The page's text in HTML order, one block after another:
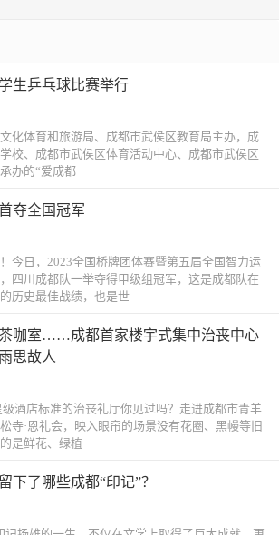
生乒乓球比赛举行
化体育和旅游局、成都市武侯区教育局主办，成
校、成都市武侯区体育活动中心、成都市武侯区
办的“爱成都
夺全国冠军
今日，2023全国桥牌团体赛暨第五届全国智力运
四川成都队一举夺得甲级组冠军，这是成都队在
历史最佳战绩，也是世
咖室……成都首家楼宇式集中治丧中心
思故人
酒店标准的治丧礼厅你见过吗？走进成都市青羊
寺·恩礼会，映入眼帘的场景没有花圈、黑幔等旧
是鲜花、绿植
下了哪些成都“印记”？